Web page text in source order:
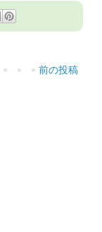
前の投稿